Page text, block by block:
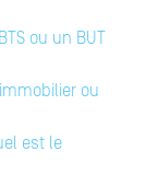
ou un BUT
ou
est le